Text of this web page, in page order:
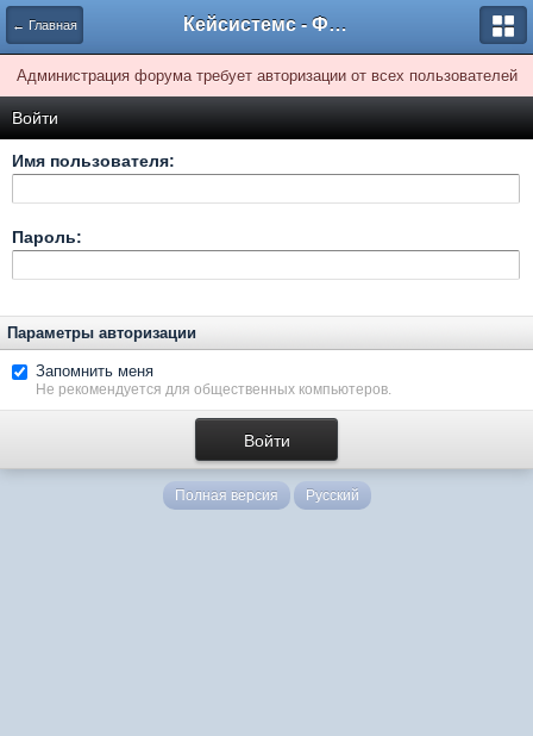
← Главная Кейсистемс - Форумы
Администрация форума требует авторизации от всех пользователей
Войти
Имя пользователя:
Пароль:
Параметры авторизации
Запомнить меня
Не рекомендуется для общественных компьютеров.
Полная версия Русский